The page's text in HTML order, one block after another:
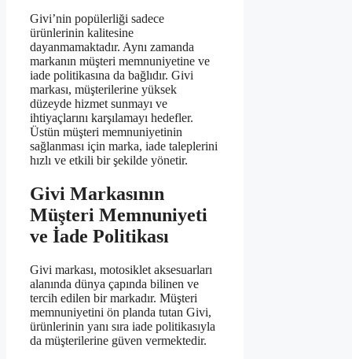
Givi’nin popülerliği sadece
ürünlerinin kalitesine
dayanmamaktadır. Aynı zamanda
markanın müşteri memnuniyetine ve
iade politikasına da bağlıdır. Givi
markası, müşterilerine yüksek
düzeyde hizmet sunmayı ve
ihtiyaçlarını karşılamayı hedefler.
Üstün müşteri memnuniyetinin
sağlanması için marka, iade taleplerini
hızlı ve etkili bir şekilde yönetir.
Givi Markasının
Müşteri Memnuniyeti
ve İade Politikası
Givi markası, motosiklet aksesuarları
alanında dünya çapında bilinen ve
tercih edilen bir markadır. Müşteri
memnuniyetini ön planda tutan Givi,
ürünlerinin yanı sıra iade politikasıyla
da müşterilerine güven vermektedir.